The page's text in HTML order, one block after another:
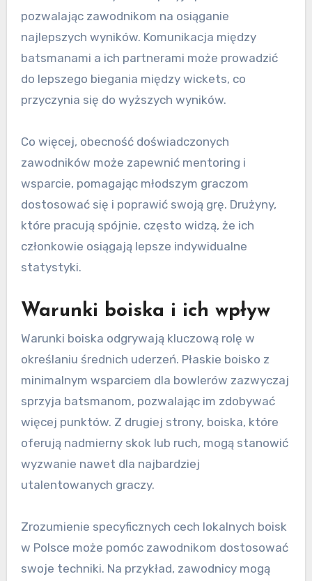
pozwalając zawodnikom na osiąganie
najlepszych wyników. Komunikacja między
batsmanami a ich partnerami może prowadzić
do lepszego biegania między wickets, co
przyczynia się do wyższych wyników.
Co więcej, obecność doświadczonych
zawodników może zapewnić mentoring i
wsparcie, pomagając młodszym graczom
dostosować się i poprawić swoją grę. Drużyny,
które pracują spójnie, często widzą, że ich
członkowie osiągają lepsze indywidualne
statystyki.
Warunki boiska i ich wpływ
Warunki boiska odgrywają kluczową rolę w
określaniu średnich uderzeń. Płaskie boisko z
minimalnym wsparciem dla bowlerów zazwyczaj
sprzyja batsmanom, pozwalając im zdobywać
więcej punktów. Z drugiej strony, boiska, które
oferują nadmierny skok lub ruch, mogą stanowić
wyzwanie nawet dla najbardziej
utalentowanych graczy.
Zrozumienie specyficznych cech lokalnych boisk
w Polsce może pomóc zawodnikom dostosować
swoje techniki. Na przykład, zawodnicy mogą